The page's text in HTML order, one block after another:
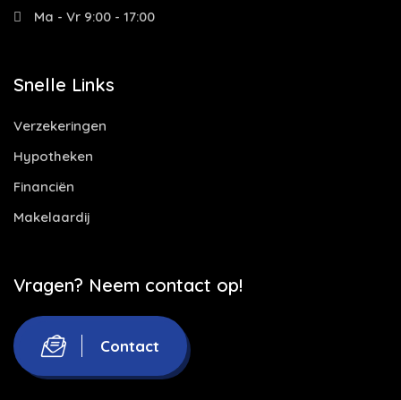
Ma - Vr 9:00 - 17:00
Snelle Links
Verzekeringen
Hypotheken
Financiën
Makelaardij
Vragen? Neem contact op!
Contact